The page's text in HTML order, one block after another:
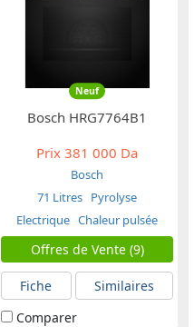
Neuf
Bosch HRG7764B1
Prix 381 000 Da
Bosch
71 Litres Pyrolyse
Electrique Chaleur pulsée
Offres de Vente (9)
Fiche
Similaires
Comparer